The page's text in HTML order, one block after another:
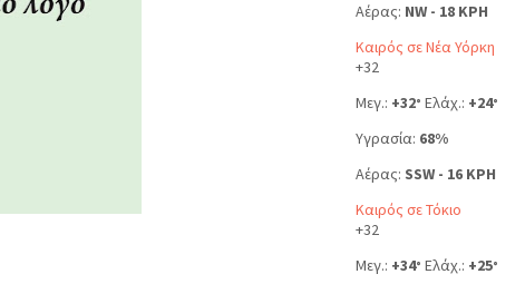
Αέρας: NW - 18 KPH
Καιρός σε Νέα Υόρκη
+32
Μεγ.: +32° Ελάχ.: +24°
Υγρασία: 68%
Αέρας: SSW - 16 KPH
Καιρός σε Τόκιο
+32
Μεγ.: +34° Ελάχ.: +25°